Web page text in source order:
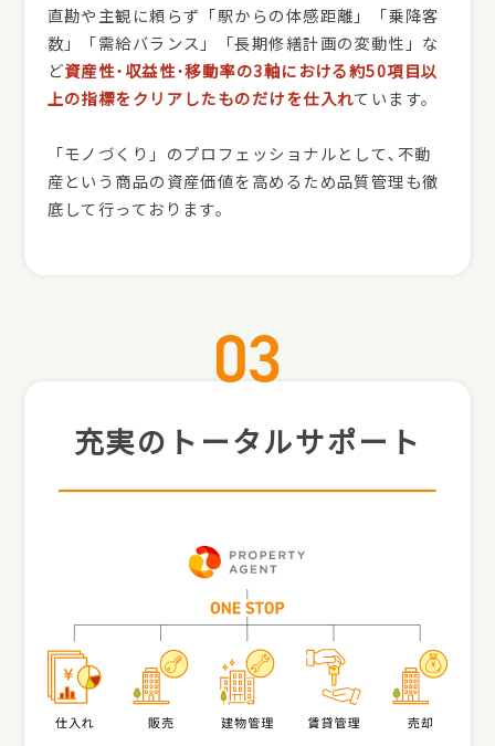
直勘や主観に頼らず「駅からの体感距離」「乗降客
数」「需給バランス」「長期修繕計画の変動性」な
ど資産性･収益性･移動率の3軸における約50項目以
上の指標をクリアしたものだけを仕入れています。
「モノづくり」のプロフェッショナルとして､不動
産という商品の資産価値を高めるため品質管理も徹
底して行っております。
充実のトータルサポート